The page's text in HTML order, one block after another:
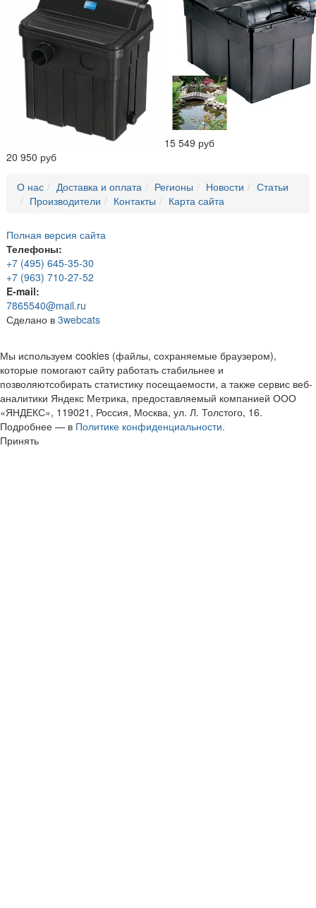
20 950 руб
15 549 руб
О нас Доставка и оплата Регионы Новости
Статьи
Производители
Контакты Карта сайта
Полная версия сайта
Телефоны:
+7 (495) 645-35-30
+7 (963) 710-27-52
E-mail:
7865540@mail.ru
Сделано в 3webcats
Мы используем cookies (файлы, сохраняемые браузером),
которые помогают сайту работать стабильнее и
позволяютсобирать статистику посещаемости, а также сервис веб-
аналитики Яндекс Метрика, предоставляемый компанией ООО
«ЯНДЕКС», 119021, Россия, Москва, ул. Л. Толстого, 16.
Подробнее — в Политике конфиденциальности.
Принять